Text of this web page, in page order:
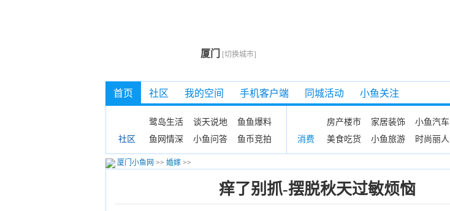
厦门 [切换城市]
首页 社区 我的空间 手机客户端 同城活动 小鱼关注
社区
鹭岛生活 谈天说地
鱼鱼爆料
鱼网情深
小鱼问答 鱼币竞拍 消费
房产楼市 家居装饰 小鱼汽车
美食吃货
小鱼旅游 时尚丽人
厦门小鱼网 >> 婚嫁 >>
痒了别抓-摆脱秋天过敏烦恼